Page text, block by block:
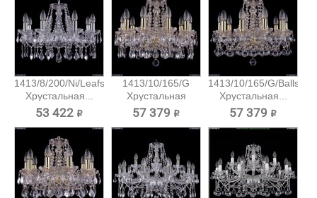
1413/8/200/Ni/Leafs
Хрустальная...
53 422 ₽
1413/10/165/G
Хрустальная
подвесная...
57 379 ₽
1413/10/165/G/Balls
Хрустальная...
57 379 ₽